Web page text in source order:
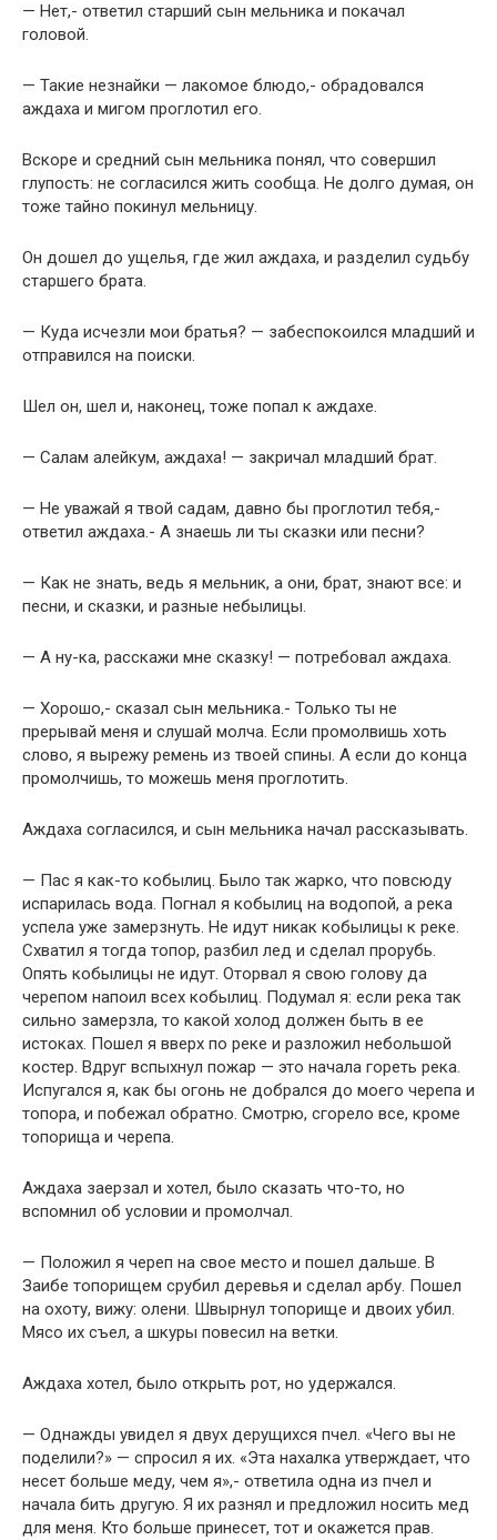
— Нет,- ответил старший сын мельника и покачал
головой.
— Такие незнайки — лакомое блюдо,- обрадовался
аждаха и мигом проглотил его.
Вскоре и средний сын мельника понял, что совершил
глупость: не согласился жить сообща. Не долго думая, он
тоже тайно покинул мельницу.
Он дошел до ущелья, где жил аждаха, и разделил судьбу
старшего брата.
— Куда исчезли мои братья? — забеспокоился младший и
отправился на поиски.
Шел он, шел и, наконец, тоже попал к аждахе.
— Салам алейкум, аждаха! — закричал младший брат.
— Не уважай я твой садам, давно бы проглотил тебя,-
ответил аждаха.- А знаешь ли ты сказки или песни?
— Как не знать, ведь я мельник, а они, брат, знают все: и
песни, и сказки, и разные небылицы.
— А ну-ка, расскажи мне сказку! — потребовал аждаха.
— Хорошо,- сказал сын мельника.- Только ты не
прерывай меня и слушай молча. Если промолвишь хоть
слово, я вырежу ремень из твоей спины. А если до конца
промолчишь, то можешь меня проглотить.
Аждаха согласился, и сын мельника начал рассказывать.
— Пас я как-то кобылиц. Было так жарко, что повсюду
испарилась вода. Погнал я кобылиц на водопой, а река
успела уже замерзнуть. Не идут никак кобылицы к реке.
Схватил я тогда топор, разбил лед и сделал прорубь.
Опять кобылицы не идут. Оторвал я свою голову да
черепом напоил всех кобылиц. Подумал я: если река так
сильно замерзла, то какой холод должен быть в ее
истоках. Пошел я вверх по реке и разложил небольшой
костер. Вдруг вспыхнул пожар — это начала гореть река.
Испугался я, как бы огонь не добрался до моего черепа и
топора, и побежал обратно. Смотрю, сгорело все, кроме
топорища и черепа.
Аждаха заерзал и хотел, было сказать что-то, но
вспомнил об условии и промолчал.
— Положил я череп на свое место и пошел дальше. В
Заибе топорищем срубил деревья и сделал арбу. Пошел
на охоту, вижу: олени. Швырнул топорище и двоих убил.
Мясо их съел, а шкуры повесил на ветки.
Аждаха хотел, было открыть рот, но удержался.
— Однажды увидел я двух дерущихся пчел. «Чего вы не
поделили?» — спросил я их. «Эта нахалка утверждает, что
несет больше меду, чем я»,- ответила одна из пчел и
начала бить другую. Я их разнял и предложил носить мед
для меня. Кто больше принесет, тот и окажется прав.